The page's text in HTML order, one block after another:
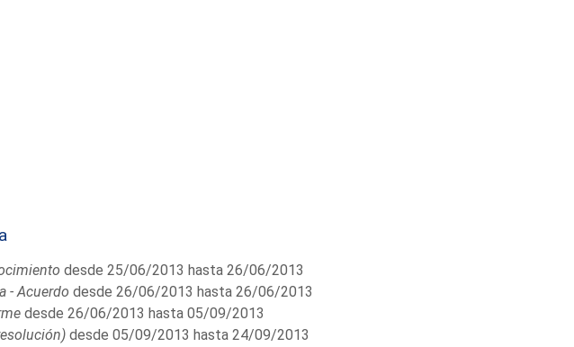
desde 25/06/2013 hasta 26/06/2013
- Acuerdo desde 26/06/2013 hasta 26/06/2013
desde 26/06/2013 hasta 05/09/2013
desde 05/09/2013 hasta 24/09/2013